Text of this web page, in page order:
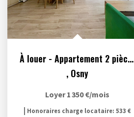
À louer - Appartement 2 pièces meublé situé à Osny
, Osny
Loyer 1 350 €/mois
| Honoraires charge locataire: 533 €